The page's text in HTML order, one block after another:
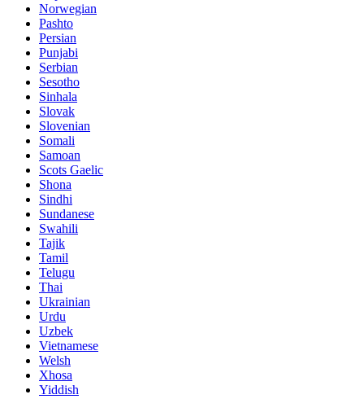
Norwegian
Pashto
Persian
Punjabi
Serbian
Sesotho
Sinhala
Slovak
Slovenian
Somali
Samoan
Scots Gaelic
Shona
Sindhi
Sundanese
Swahili
Tajik
Tamil
Telugu
Thai
Ukrainian
Urdu
Uzbek
Vietnamese
Welsh
Xhosa
Yiddish